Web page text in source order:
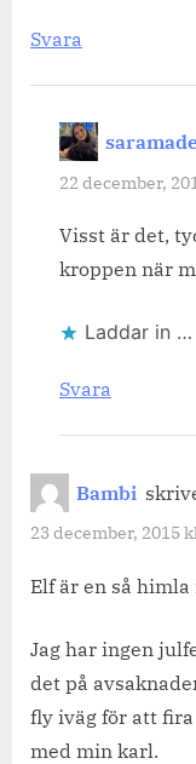
Svara
22 december,
Visst är det,
kroppen när
Laddar in …
Svara
Bambi
23 december, 2015
Elf är en så
Jag har ingen
det på
fly iväg för att
med min karl.